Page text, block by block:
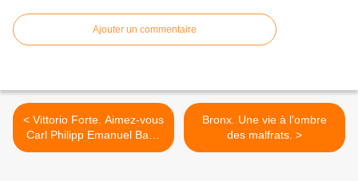
Ajouter un commentaire
< Vittorio Forte. Aimez-vous
Carl Philipp Emanuel Bach
?
Bronx. Une vie à l’ombre
des malfrats. >